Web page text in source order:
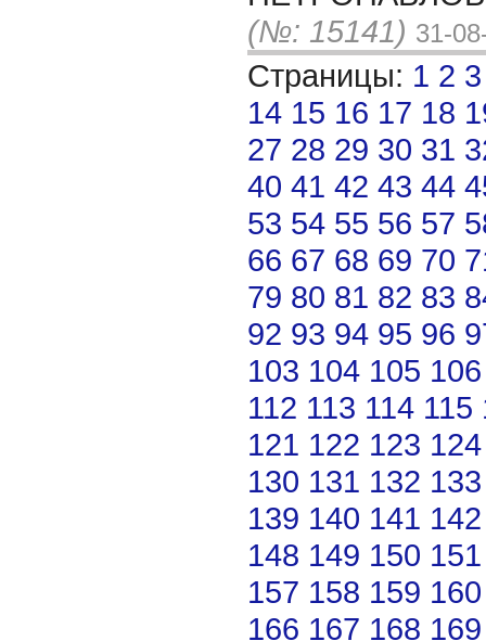
(№: 15141) 31-
Страницы: 1 2 3
14 15 16 17 18
27 28 29 30 31
40 41 42 43 44
53 54 55 56 57
66 67 68 69 70
79 80 81 82 83
92 93 94 95 96
103 104 105 106
112 113 114 115
121 122 123 124
130 131 132 133
139 140 141 142
148 149 150 151
157 158 159 160
166 167 168 169